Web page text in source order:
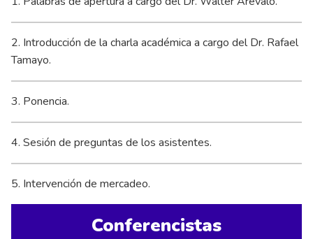
2. Introducción de la charla académica a cargo del Dr. Rafael
Tamayo.
3. Ponencia.
4. Sesión de preguntas de los asistentes.
5. Intervención de mercadeo.
Conferencistas